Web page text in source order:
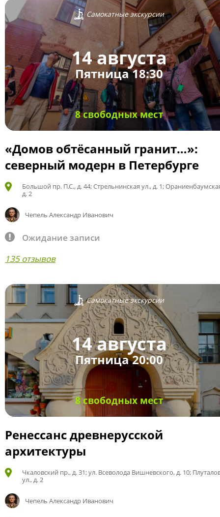
Самокатные экскурсии
14 августа
Пятница 18:30
8 свободных мест
«Домов обтёсанный гранит…»:
северный модерн в Петербурге
Большой пр. П.С., д. 44; Стрельнинская ул., д. 1;
д. 2
Чепель Александр Иванович
Ожидание записи
135 отзывов
Самокатные экскурсии
14 августа
Пятница 20:00
8 свободных мест
Ренессанс древнерусской
архитектуры
Чкаловский пр., д. 31; ул. Всеволода Вишневского, д. 10;
ул., д. 2
Чепель Александр Иванович